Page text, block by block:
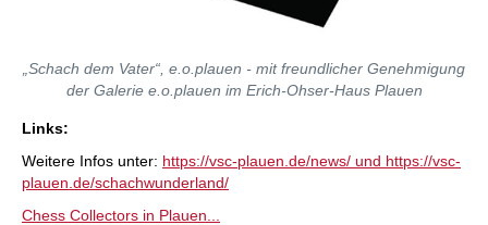
„Schach dem Vater“, e.o.plauen - mit freundlicher Genehmigung
der Galerie e.o.plauen im Erich-Ohser-Haus Plauen
Links:
Weitere Infos unter: https://vsc-plauen.de/news/ und https://vsc-
plauen.de/schachwunderland/
Chess Collectors in Plauen...